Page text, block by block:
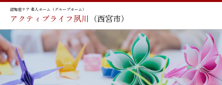
認知症ケア 老人ホーム（グループホーム）
アクティブライフ夙川 （西宮市）